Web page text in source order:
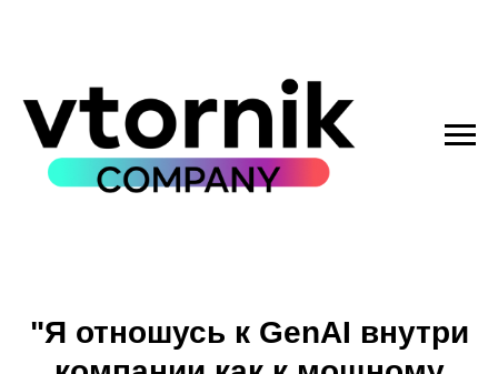
"Я отношусь к GenAI внутри